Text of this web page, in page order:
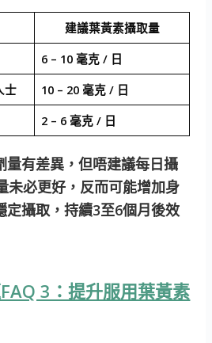
建議葉黃素攝取量
6 – 10 毫克 / 日
士
10 – 20 毫克 / 日
2 – 6 毫克 / 日
量有差異，但唔建議每日攝
未必更好，反而可能增加身
定攝取，持續3至6個月後效
3：提升服用葉黃素